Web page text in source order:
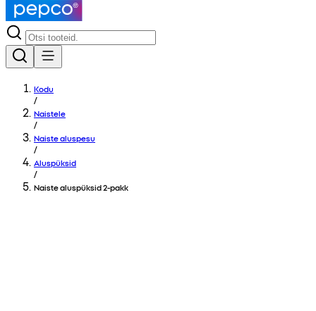
Kodu
/
Naistele
/
Naiste aluspesu
/
Aluspüksid
/
Naiste aluspüksid 2-pakk